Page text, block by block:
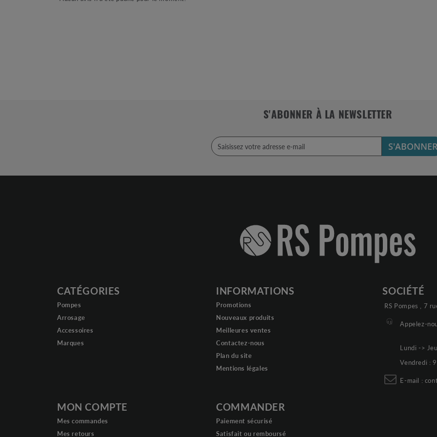
S'ABONNER À LA NEWSLETTER
CATÉGORIES
Pompes
Arrosage
Accessoires
Marques
INFORMATIONS
Promotions
Nouveaux produits
Meilleures ventes
Contactez-nous
Plan du site
Mentions légales
MON COMPTE
Mes commandes
Mes retours
COMMANDER
Paiement sécurisé
Satisfait ou remboursé
SOCIÉTÉ
RS Pompes , 7
Appelez-
Lundi ->
Vendredi :
E-mail :